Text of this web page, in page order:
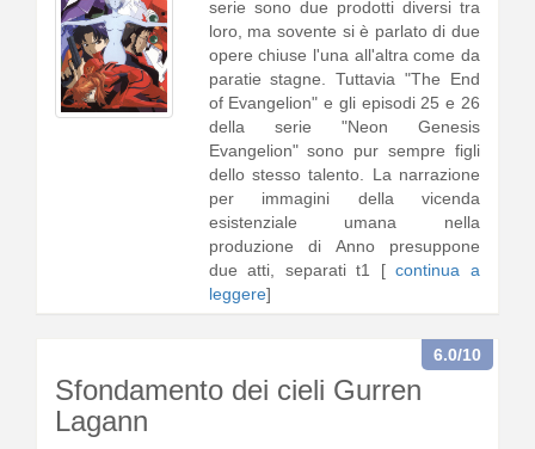
serie sono due prodotti diversi tra
loro, ma sovente si è parlato di due
opere chiuse l'una all'altra come da
paratie stagne. Tuttavia "The End
of Evangelion" e gli episodi 25 e 26
della serie "Neon Genesis
Evangelion" sono pur sempre figli
dello stesso talento. La narrazione
per immagini della vicenda
esistenziale umana nella
produzione di Anno presuppone
due atti, separati t1 [continua a
leggere]
Sfondamento dei cieli Gurren
Lagann
6.0/10